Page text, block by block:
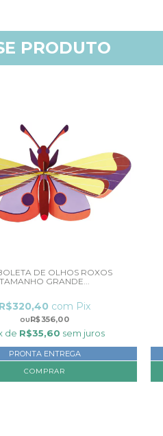
PRODUTO
DE OLHOS ROXOS
TAMANHO GRANDE...
R$356,00
R$320,40 com Pix
de R$35,60 sem juros
PRONTA ENTREGA